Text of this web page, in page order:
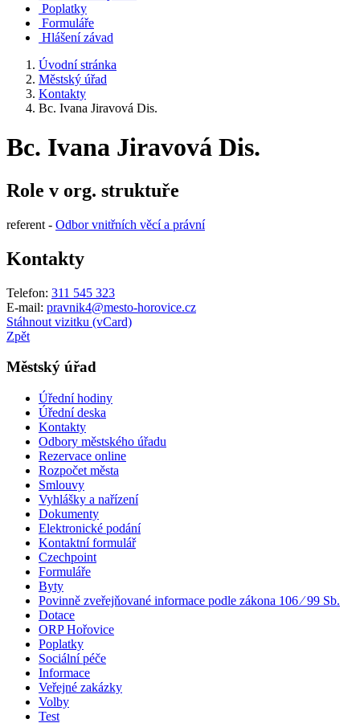
Poplatky
Formuláře
Hlášení závad
Úvodní stránka
Městský úřad
Kontakty
Bc. Ivana Jiravová Dis.
Bc. Ivana Jiravová Dis.
Role v org. struktuře
referent - Odbor vnitřních věcí a právní
Kontakty
Telefon: 311 545 323
E-mail: pravnik4@mesto-horovice.cz
Stáhnout vizitku (vCard)
Zpět
Městský úřad
Úřední hodiny
Úřední deska
Kontakty
Odbory městského úřadu
Rezervace online
Rozpočet města
Smlouvy
Vyhlášky a nařízení
Dokumenty
Elektronické podání
Kontaktní formulář
Czechpoint
Formuláře
Byty
Povinně zveřejňované informace podle zákona 106 ⁄ 99 Sb.
Dotace
ORP Hořovice
Poplatky
Sociální péče
Informace
Veřejné zakázky
Volby
Test